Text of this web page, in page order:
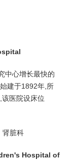
中心增长最快的
建于1892年,所
医院设床位
肾脏科
Hospital of